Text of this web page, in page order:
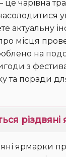
чарівна
актуальну
місця
на
з
та поради
ярмарки